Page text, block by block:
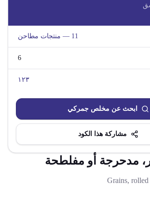
11
— منتجات مطاحن
6
١٢٣
ابحث عن مخلص جمركي
مشاركة هذا الكود
مدحرجة أو مفلطحة
Grains,